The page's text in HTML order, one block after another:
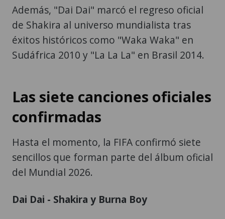
Además, "Dai Dai" marcó el regreso oficial
de Shakira al universo mundialista tras
éxitos históricos como "Waka Waka" en
Sudáfrica 2010 y "La La La" en Brasil 2014.
Las siete canciones oficiales
confirmadas
Hasta el momento, la FIFA confirmó siete
sencillos que forman parte del álbum oficial
del Mundial 2026.
Dai Dai - Shakira y Burna Boy